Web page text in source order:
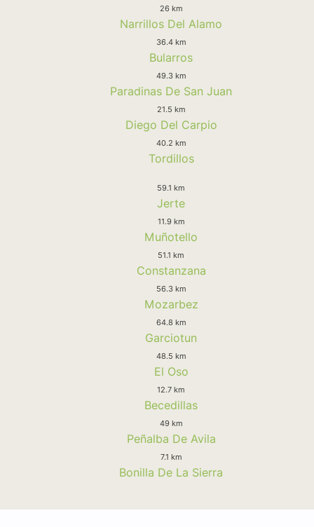
26 km
Narrillos Del Alamo
36.4 km
Bularros
49.3 km
Paradinas De San Juan
21.5 km
Diego Del Carpio
40.2 km
Tordillos
59.1 km
Jerte
11.9 km
Muñotello
51.1 km
Constanzana
56.3 km
Mozarbez
64.8 km
Garciotun
48.5 km
El Oso
12.7 km
Becedillas
49 km
Peñalba De Avila
7.1 km
Bonilla De La Sierra